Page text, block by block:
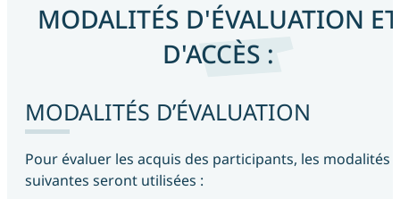
MODALITÉS D'ÉVALUATION ET
D'ACCÈS :
MODALITÉS D’ÉVALUATION
Pour évaluer les acquis des participants, les modalités
suivantes seront utilisées :